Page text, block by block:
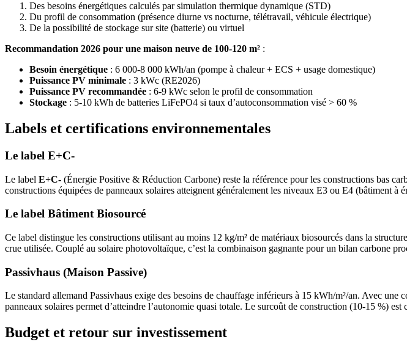
Des besoins énergétiques calculés par simulation thermique dynamique (STD)
Du profil de consommation (présence diurne vs nocturne, télétravail, véhicule électrique)
De la possibilité de stockage sur site (batterie) ou virtuel
Recommandation 2026 pour une maison neuve de 100-120 m² :
Besoin énergétique : 6 000-8 000 kWh/an (pompe à chaleur + ECS + usage domestique)
Puissance PV minimale : 3 kWc (RE2026)
Puissance PV recommandée : 6-9 kWc selon le profil de consommation
Stockage : 5-10 kWh de batteries LiFePO4 si taux d’autoconsommation visé > 60 %
Labels et certifications environnementales
Le label E+C-
Le label E+C- (Énergie Positive & Réduction Carbone) reste la référence pour les constructions bas
constructions équipées de panneaux solaires atteignent généralement les niveaux E3 ou E4 (bâtiment à
Le label Bâtiment Biosourcé
Ce label distingue les constructions utilisant au moins 12 kg/m² de matériaux biosourcés dans la
crue utilisée. Couplé au solaire photovoltaïque, c’est la combinaison gagnante pour un bilan carbone
Passivhaus (Maison Passive)
Le standard allemand Passivhaus exige des besoins de chauffage inférieurs à 15 kWh/m²/an. Avec
panneaux solaires permet d’atteindre l’autonomie quasi totale. Le surcoût de construction (10-15 %) est
Budget et retour sur investissement